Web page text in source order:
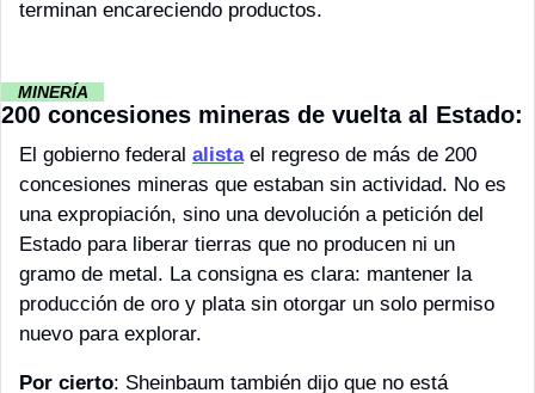
terminan encareciendo productos.
MINERÍA
200 concesiones mineras de vuelta al Estado:
El gobierno federal alista el regreso de más de 200
concesiones mineras que estaban sin actividad. No es
una expropiación, sino una devolución a petición del
Estado para liberar tierras que no producen ni un
gramo de metal. La consigna es clara: mantener la
producción de oro y plata sin otorgar un solo permiso
nuevo para explorar.
Por cierto: Sheinbaum también dijo que no está